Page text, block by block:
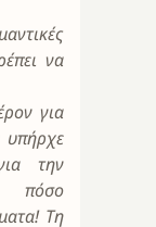
να
για
υπήρχε
την
πόσο
Τη